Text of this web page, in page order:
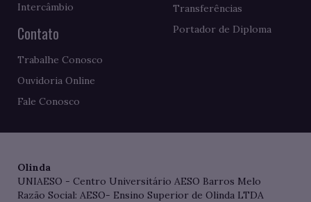
Intercâmbio
Contato
Trabalhe Conosco
Ouvidoria Online
Fale Conosco
Transferências
Portador de Diploma
Olinda
UNIAESO - Centro Universitário AESO Barros Melo
Razão Social: AESO- Ensino Superior de Olinda LTDA